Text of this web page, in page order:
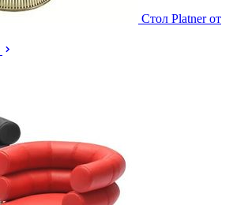
Стол Platner от